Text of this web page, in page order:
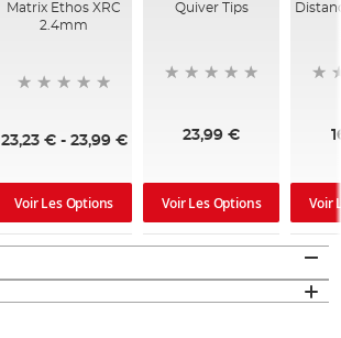
Matrix Ethos XRC
2.4mm
23,23 €- 23,99 €
Voir Les Options
Quiver Tips
23,99 €
Voir Les Options Voir